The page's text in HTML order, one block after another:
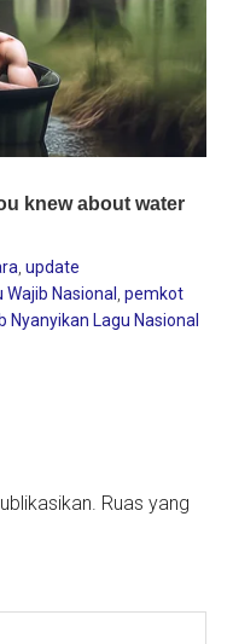
,update
Wajib Nasional ,pemkot
Nyanyikan Lagu Nasional
Ruas yang